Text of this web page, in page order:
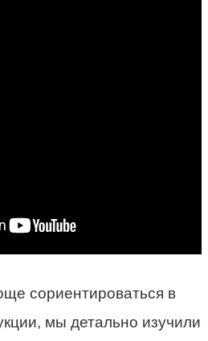
сориентироваться в
мы детально изучили